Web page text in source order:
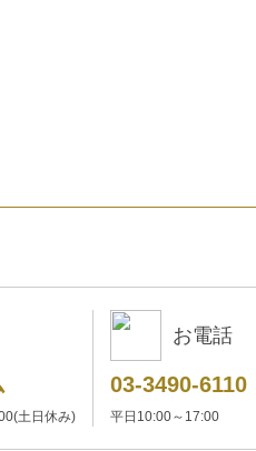
土日休み)
お電話
03-3490-6110
平日10:00～17:00